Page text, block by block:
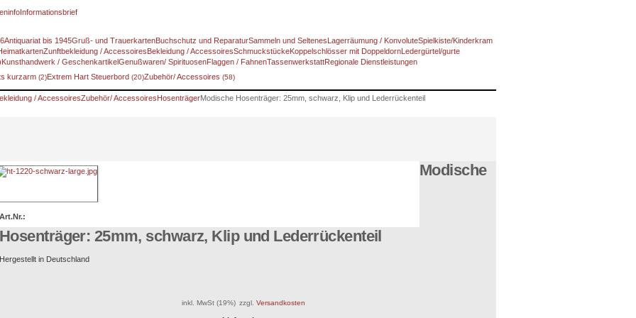
Informationsbrief
Antiquariat bis 1945Gruß- und TrauerkartenBuchschutz und ReparaturSammeln und Seltenes Lagerräumung / KonvoluteSpielkiste/Kinderkram
Zunftbekleidung / Accessoires Bekleidung / AccessoiresSchmuckstückeKoppelschlösser mit Doppeldorn Ledergürtel/gurte
Kunsthandwerk / GeschenkartikelGenußwaren/ SpirituosenFlaggen / FahnenTassenwerkstattRegionale Dienstleistungen
kurzarm (2)Extrem Hart Steuerbord (20)Zubehör/ Accessoires (58)
/ AccessoiresZubehör/ Accessoires HosenträgerModische Hosenträger: 25mm, schwarz, Klip und Lederrückenteil
Art.Nr.:
Modische
Hosenträger: 25mm, schwarz, Klip und Lederrückenteil
Hergestellt in Deutschland
inkl. MwSt (19%) zzgl. Versandkosten